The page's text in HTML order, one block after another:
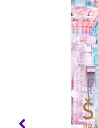
esame. Ar kada
pačią savo
savarankiškomis
kurie gyvena tarp
individų šiame
visai logiška,
visiškai
pasvarstykite, ar